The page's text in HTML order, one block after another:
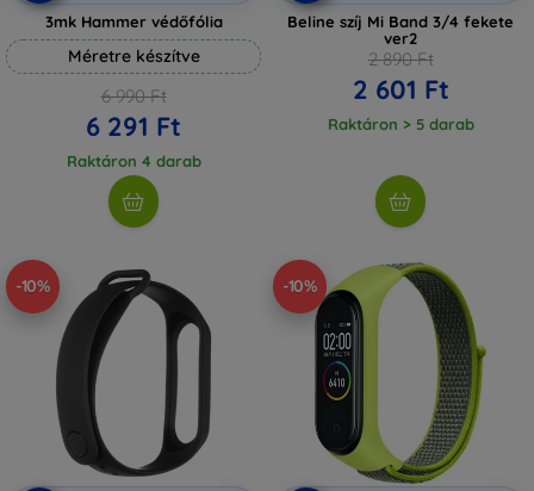
3mk Hammer védőfólia
Méretre készítve
6 990 Ft
6 291 Ft
Raktáron 4 darab
Beline szíj Mi Band 3/4 fekete
ver2
2 890 Ft
2 601 Ft
Raktáron > 5 darab
-10% -10%